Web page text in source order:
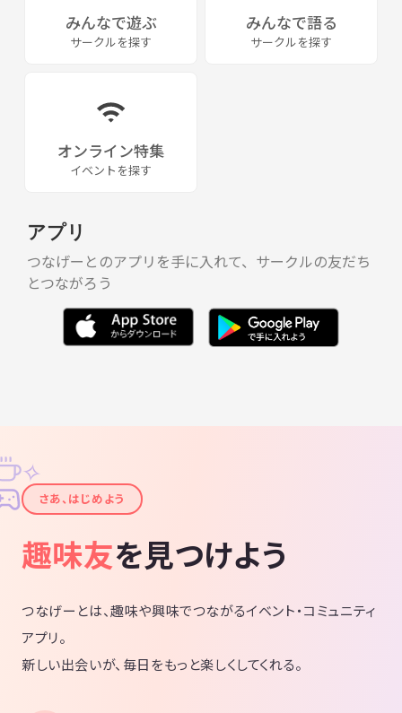
みんなで遊ぶ
サークルを探す
みんなで語る
サークルを探す
オンライン特集
イベントを探す
アプリ
つなげーとのアプリを手に入れて、サークルの友だち
とつながろう
✦
✧
さあ、はじめよう
趣味友を見つけよう
つなげーとは、趣味や興味でつながるイベント・コミュニティ
アプリ。
新しい出会いが、毎日をもっと楽しくしてくれる。